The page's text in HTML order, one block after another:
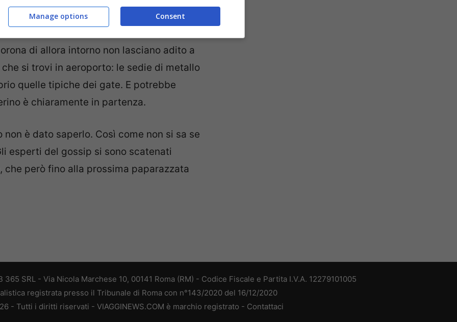
di allora intorno non lasciano adito a
si trovi in aeroporto: le sedie di metallo
quelle tipiche dei gate. E potrebbe
è chiaramente in partenza.
non è dato saperlo. Così come non si sa se
esperti del gossip si sono scatenati
però fino alla prossima paparazzata
SRL - Via Nicola Marchese 10, 00141 Roma (RM) - Codice Fiscale e Partita I.V.A. 12279101005
registrata presso il Tribunale di Roma con n°143/2020 del 16/12/2020
- Tutti i diritti riservati - VIAGGINEWS.COM è marchio registrato - Contattaci
Consent
Manage options